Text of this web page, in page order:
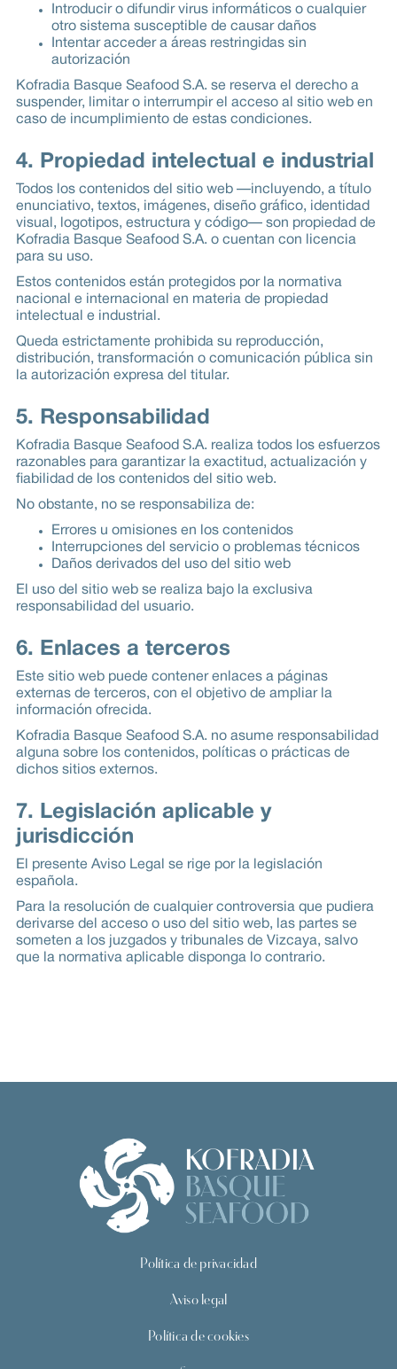
Introducir o difundir virus informáticos o cualquier
otro sistema susceptible de causar daños
Intentar acceder a áreas restringidas sin
autorización
Kofradia Basque Seafood S.A. se reserva el derecho a
suspender, limitar o interrumpir el acceso al sitio web en
caso de incumplimiento de estas condiciones.
4. Propiedad intelectual e industrial
Todos los contenidos del sitio web —incluyendo, a título
enunciativo, textos, imágenes, diseño gráfico, identidad
visual, logotipos, estructura y código— son propiedad de
Kofradia Basque Seafood S.A. o cuentan con licencia
para su uso.
Estos contenidos están protegidos por la normativa
nacional e internacional en materia de propiedad
intelectual e industrial.
Queda estrictamente prohibida su reproducción,
distribución, transformación o comunicación pública sin
la autorización expresa del titular.
5. Responsabilidad
Kofradia Basque Seafood S.A. realiza todos los esfuerzos
razonables para garantizar la exactitud, actualización y
fiabilidad de los contenidos del sitio web.
No obstante, no se responsabiliza de:
Errores u omisiones en los contenidos
Interrupciones del servicio o problemas técnicos
Daños derivados del uso del sitio web
El uso del sitio web se realiza bajo la exclusiva
responsabilidad del usuario.
6. Enlaces a terceros
Este sitio web puede contener enlaces a páginas
externas de terceros, con el objetivo de ampliar la
información ofrecida.
Kofradia Basque Seafood S.A. no asume responsabilidad
alguna sobre los contenidos, políticas o prácticas de
dichos sitios externos.
7. Legislación aplicable y
jurisdicción
El presente Aviso Legal se rige por la legislación
española.
Para la resolución de cualquier controversia que pudiera
derivarse del acceso o uso del sitio web, las partes se
someten a los juzgados y tribunales de Vizcaya, salvo
que la normativa aplicable disponga lo contrario.
Política de privacidad
Aviso legal
Política de cookies